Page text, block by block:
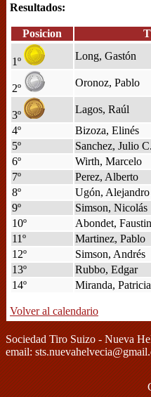
Resultados:
Posicion
1º Long, Gastón
2º Oronoz, Pablo
3º Lagos, Raúl
4º
Bizoza, Elinés
5º
Sanchez, Julio C.
6º
Wirth, Marcelo
7º
Perez, Alberto
8º
Ugón,
9º
Simson, Nicolás
10º
Abondet,
11º
Martinez, Pablo
12º
Simson, Andrés
13º
Rubbo, Edgar
14º
Miranda, Patricia
Volver al calendario
Sociedad Tiro Suizo - Nueva
email: